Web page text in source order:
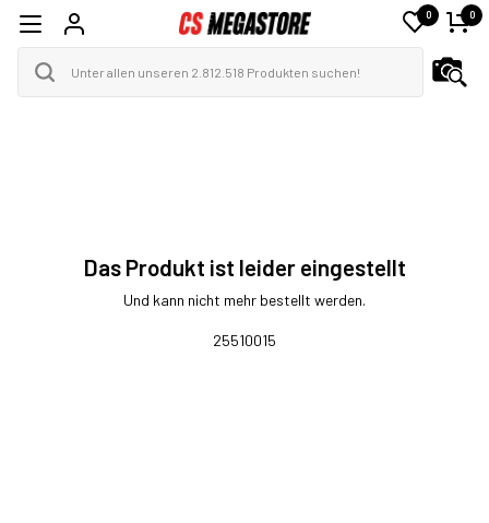
0 0
Das Produkt ist leider eingestellt
Und kann nicht mehr bestellt werden.
25510015